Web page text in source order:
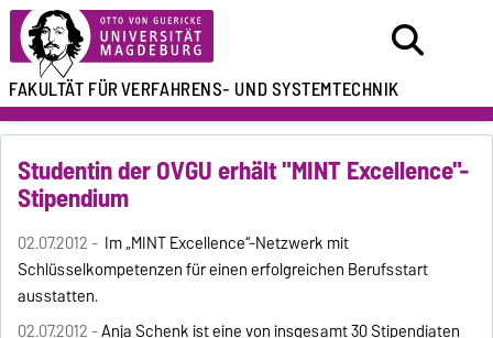
FAKULTÄT FÜRVERFAHRENS- UND SYSTEMTECHNIK
Studentin der OVGU erhält "MINT Excellence"-
Stipendium
02.07.2012 - Im „MINT Excellence“-Netzwerk mit
Schlüsselkompetenzen für einen erfolgreichen Berufsstart
ausstatten.
02.07.2012 -Anja Schenk ist eine von insgesamt 30 Stipendiaten